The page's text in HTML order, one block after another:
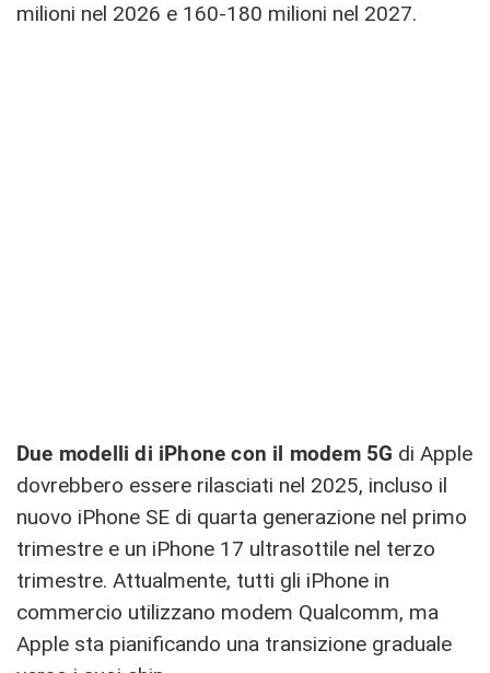
milioni nel 2026 e 160-180 milioni nel 2027.
Due modelli di iPhone con il modem 5G di Apple
dovrebbero essere rilasciati nel 2025, incluso il
nuovo iPhone SE di quarta generazione nel primo
trimestre e un iPhone 17 ultrasottile nel terzo
trimestre. Attualmente, tutti gli iPhone in
commercio utilizzano modem Qualcomm, ma
Apple sta pianificando una transizione graduale